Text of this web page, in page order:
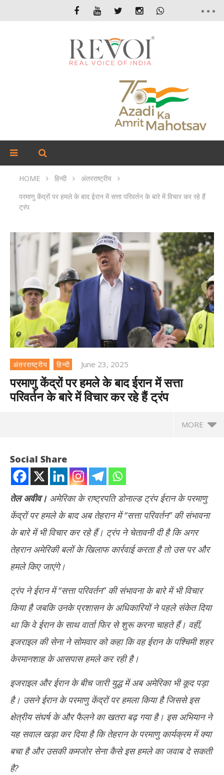
HOME हिन्दी
अंतरराष्ट्रीय
परमाणु केंद्रों पर हमले के बाद ईरान में सत्ता परिवर्तन के बारे में विचार कर रहे हैं
ट्रंप
अंतरराष्ट्रीय हिन्दी June 23, 2025
परमाणु केंद्रों पर हमले के बाद ईरान में सत्ता
परिवर्तन के बारे में विचार कर रहे हैं ट्रंप
MORE
परमाणु केंद्रों पर हमले के बाद ईरान में सत्ता परिवर्तन के बारे में विचार कर रहे हैं ट्रंप
June
23,
2025
Social Share
तेल अवीव। अमेरिका के राष्ट्रपति डोनाल्ड ट्रंप ईरान के परमाणु
केंद्रों पर हमले के बाद अब तेहरान में ‘‘सत्ता परिवर्तन’’ की संभावना
के बारे में भी विचार कर रहे हैं। ट्रंप ने चेतावनी दी है कि अगर
तेहरान अमेरिकी बलों के खिलाफ कार्रवाई करता है तो उस पर और
हमले किए जाएंगे।
ट्रंप ने ईरान में ‘‘सत्ता परिवर्तन’’ की संभावना के बारे में भी विचार
किया है जबकि उनके प्रशासन के अधिकारियों ने पहले संकेत दिया
था कि वे ईरान के साथ वार्ता फिर से शुरू करना चाहते हैं। वहीं,
इजराइल की सेना ने सोमवार को कहा कि वह ईरान के पश्चिमी शहर
केरमानशाह के आसपास हमले कर रही है।
इजराइल और ईरान के बीच जारी युद्ध में अब अमेरिका भी कूद पड़ा
है। उसने ईरान के परमाणु केंद्रों पर हमला किया है जिससे इस
क्षेत्रीय संघर्ष के और फैलने का खतरा बढ़ गया है। इस अभियान ने
यह सवाल खड़ा कर दिया है कि तेहरान के परमाणु कार्यक्रम में क्या
बचा है और उसकी कमजोर सेना कैसे इस हमले का जवाब दे सकती
है?